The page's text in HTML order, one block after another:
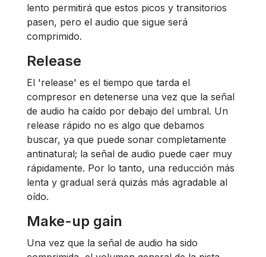
lento permitirá que estos picos y transitorios
pasen, pero el audio que sigue será
comprimido.
Release
El 'release' es el tiempo que tarda el
compresor en detenerse una vez que la señal
de audio ha caído por debajo del umbral. Un
release rápido no es algo que debamos
buscar, ya que puede sonar completamente
antinatural; la señal de audio puede caer muy
rápidamente. Por lo tanto, una reducción más
lenta y gradual será quizás más agradable al
oído.
Make-up gain
Una vez que la señal de audio ha sido